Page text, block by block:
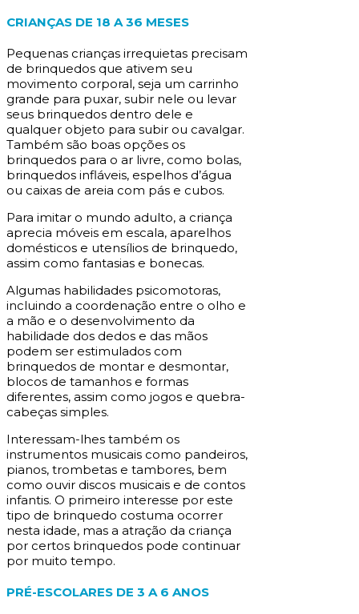
CRIANÇAS DE 18 A 36 MESES
Pequenas crianças irrequietas precisam
de brinquedos que ativem seu
movimento corporal, seja um carrinho
grande para puxar, subir nele ou levar
seus brinquedos dentro dele e
qualquer objeto para subir ou cavalgar.
Também são boas opções os
brinquedos para o ar livre, como bolas,
brinquedos infláveis, espelhos d’água
ou caixas de areia com pás e cubos.
Para imitar o mundo adulto, a criança
aprecia móveis em escala, aparelhos
domésticos e utensílios de brinquedo,
assim como fantasias e bonecas.
Algumas habilidades psicomotoras,
incluindo a coordenação entre o olho e
a mão e o desenvolvimento da
habilidade dos dedos e das mãos
podem ser estimulados com
brinquedos de montar e desmontar,
blocos de tamanhos e formas
diferentes, assim como jogos e quebra-
cabeças simples.
Interessam-lhes também os
instrumentos musicais como pandeiros,
pianos, trombetas e tambores, bem
como ouvir discos musicais e de contos
infantis. O primeiro interesse por este
tipo de brinquedo costuma ocorrer
nesta idade, mas a atração da criança
por certos brinquedos pode continuar
por muito tempo.
PRÉ-ESCOLARES DE 3 A 6 ANOS